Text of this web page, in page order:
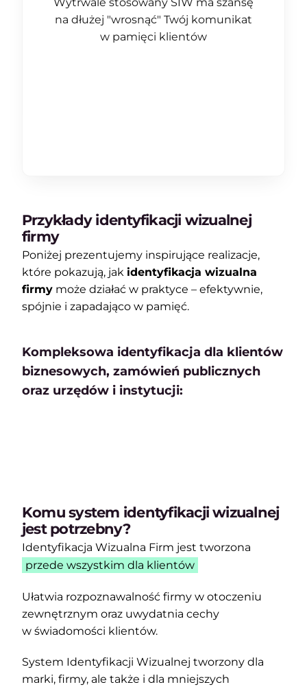
na dłużej "wrosnąć" Twój komunikat
w pamięci klientów
Przykłady identyfikacji wizualnej
firmy
Poniżej prezentujemy inspirujące realizacje,
które pokazują, jak identyfikacja wizualna
firmymoże działać w praktyce – efektywnie,
spójnie i zapadająco w pamięć.
Kompleksowa identyfikacja dla klientów
biznesowych, zamówień publicznych
oraz urzędów i instytucji:
Komu system identyfikacji wizualnej
jest potrzebny?
Identyfikacja Wizualna Firm jest tworzona
przede wszystkim dla klientów
Ułatwia rozpoznawalność firmy w otoczeniu
zewnętrznym oraz uwydatnia cechy
w świadomości klientów.
System Identyfikacji Wizualnej tworzony dla
marki, firmy, ale także i dla mniejszych